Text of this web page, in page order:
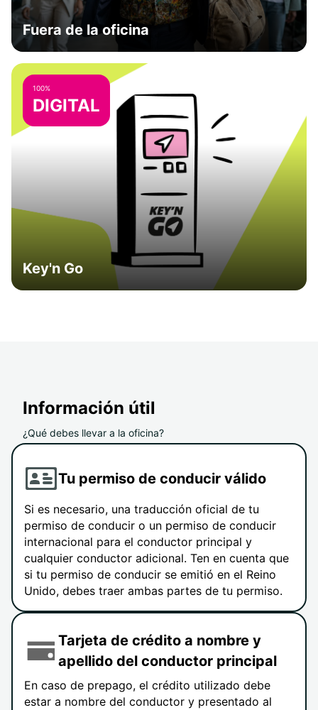
Fuera de la oficina
100%
DIGITAL
Key'n Go
Información útil
¿Qué debes llevar a la oficina?
Tu permiso de conducir válido
Si es necesario, una traducción oficial de tu
permiso de conducir o un permiso de conducir
internacional para el conductor principal y
cualquier conductor adicional. Ten en cuenta que
si tu permiso de conducir se emitió en el Reino
Unido, debes traer ambas partes de tu permiso.
Tarjeta de crédito a nombre y
apellido del conductor principal
En caso de prepago, el crédito utilizado debe
estar a nombre del conductor y presentado al